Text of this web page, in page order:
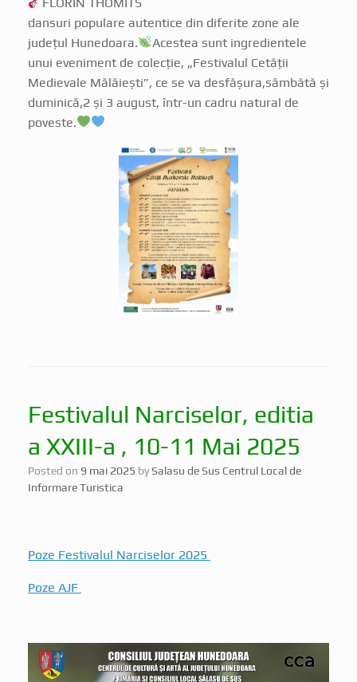
dansuri populare autentice din diferite zone ale
județul Hunedoara.
Acestea sunt ingredientele
unui eveniment de colecție, „Festivalul Cetății
Medievale Mălăiești”, ce se va desfășura,sâmbătă și
duminică,2 și 3 august, într-un cadru natural de
poveste.
Festivalul Narciselor, editia
a XXIII-a , 10-11 Mai 2025
Posted on 9 mai 2025 bySalasu de Sus Centrul Local de
Informare Turistica